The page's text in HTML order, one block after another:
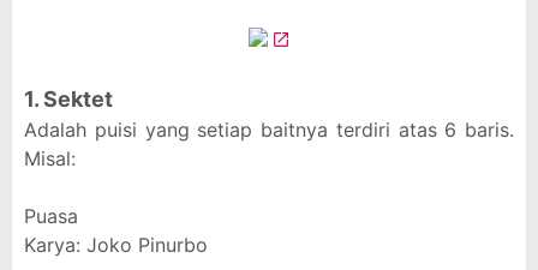
1. Sektet
Adalah puisi yang setiap baitnya terdiri atas 6 baris.
Misal:
Puasa
Karya: Joko Pinurbo